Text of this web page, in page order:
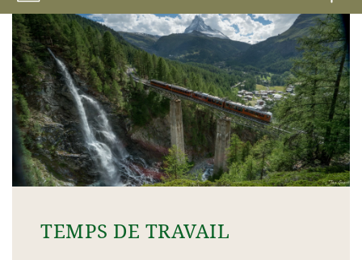
TEMPS DE TRAVAIL